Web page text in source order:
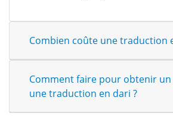
Combien coûte une traduction
Comment faire pour obtenir
une traduction en dari ?